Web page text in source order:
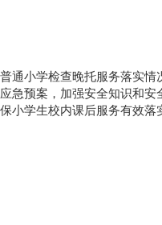
通小学检查晚托服务落实
急预案，加强安全知识和
小学生校内课后服务有效落